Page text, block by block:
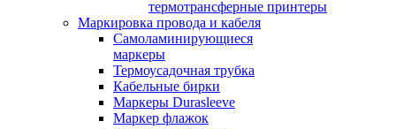
термотрансферные принтеры
Маркировка провода и кабеля
Самоламинирующиеся
маркеры
Термоусадочная трубка
Кабельные бирки
Маркеры Durasleeve
Маркер флажок